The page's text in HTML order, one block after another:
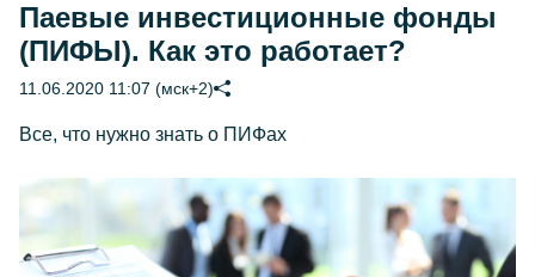
Паевые инвестиционные фонды
(ПИФЫ). Как это работает?
11.06.2020 11:07 (мск+2)
Все, что нужно знать о ПИФах